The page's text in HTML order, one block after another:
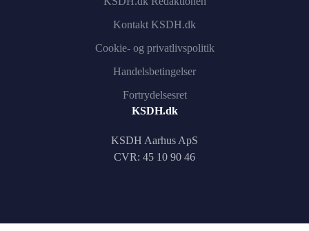
Kontakt KSDH.dk
Cookie- og privatlivspolitik
Handelsbetingelser
Fortrydelsesret
KSDH.dk
KSDH Aarhus ApS
CVR: 45 10 90 46